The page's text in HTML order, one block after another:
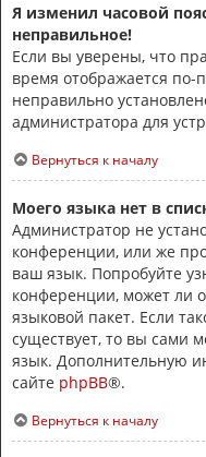
Я изменил часовой
неправильное!
Если вы уверены, что
время отображается
неправильно
администратора для
Вернуться к началу
Моего языка нет в
Администратор не
конференции, или же
ваш язык. Попробуйте
конференции, может ли
языковой пакет. Если
существует, то вы сами
язык. Дополнительную
сайте phpBB®.
Вернуться к началу